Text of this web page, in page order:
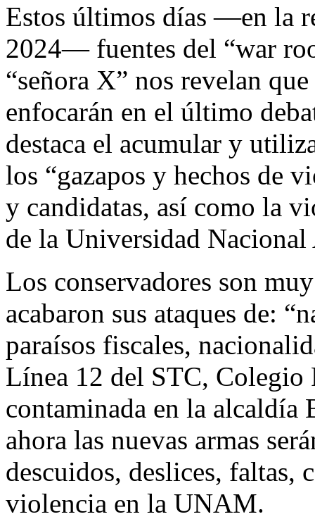
Estos últimos días —en la
2024— fuentes del “war
“señora X” nos revelan
enfocarán en el último
destaca el acumular y
los “gazapos y hechos de
y candidatas, así como la
de la Universidad
Los conservadores son
acabaron sus ataques de:
paraísos fiscales,
Línea 12 del STC, Colegio
contaminada en la alcaldía
ahora las nuevas armas
descuidos, deslices, faltas,
violencia en la UNAM.